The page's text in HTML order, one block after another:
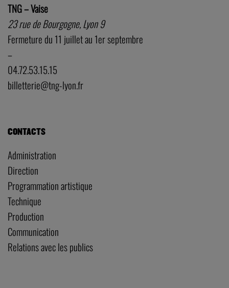
TNG – Vaise
23 rue de Bourgogne, Lyon 9
Fermeture du 11 juillet au 1er septembre
–
04.72.53.15.15
billetterie@tng-lyon.fr
CONTACTS
Administration
Direction
Programmation artistique
Technique
Production
Communication
Relations avec les publics